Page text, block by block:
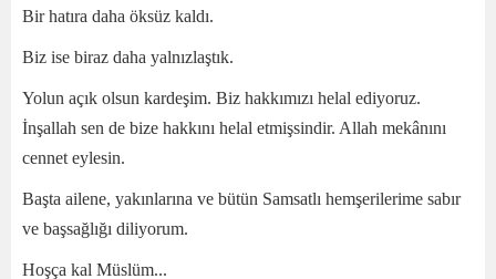
Bir hatıra daha öksüz kaldı.
Biz ise biraz daha yalnızlaştık.
Yolun açık olsun kardeşim. Biz hakkımızı helal ediyoruz.
İnşallah sen de bize hakkını helal etmişsindir. Allah mekânını
cennet eylesin.
Başta ailene, yakınlarına ve bütün Samsatlı hemşerilerime sabır
ve başsağlığı diliyorum.
Hoşça kal Müslüm...